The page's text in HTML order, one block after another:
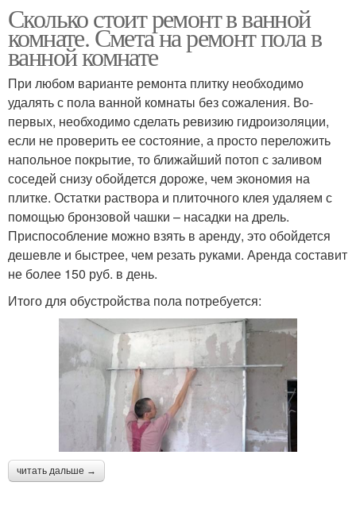
Сколько стоит ремонт в ванной
комнате. Смета на ремонт пола в
ванной комнате
При любом варианте ремонта плитку необходимо
удалять с пола ванной комнаты без сожаления. Во-
первых, необходимо сделать ревизию гидроизоляции,
если не проверить ее состояние, а просто переложить
напольное покрытие, то ближайший потоп с заливом
соседей снизу обойдется дороже, чем экономия на
плитке. Остатки раствора и плиточного клея удаляем с
помощью бронзовой чашки – насадки на дрель.
Приспособление можно взять в аренду, это обойдется
дешевле и быстрее, чем резать руками. Аренда составит
не более 150 руб. в день.
Итого для обустройства пола потребуется:
читать дальше →